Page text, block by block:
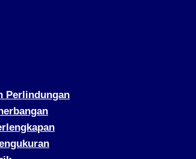
Perlindungan